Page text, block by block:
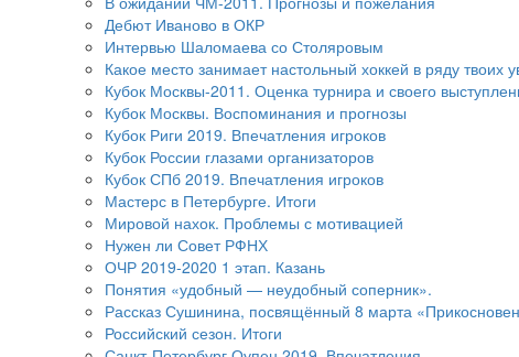
Дебют Иваново в ОКР
Интервью Шаломаева со Столяровым
Какое место занимает настольный хоккей в ряду твоих
Кубок Москвы-2011. Оценка турнира и своего
Кубок Москвы. Воспоминания и прогнозы
Кубок Риги 2019. Впечатления игроков
Кубок России глазами организаторов
Кубок СПб 2019. Впечатления игроков
Мастерс в Петербурге. Итоги
Мировой нахок. Проблемы с мотивацией
Нужен ли Совет РФНХ
ОЧР 2019-2020 1 этап. Казань
Понятия «удобный — неудобный соперник».
Рассказ Сушинина, посвящённый 8 марта
Российский сезон. Итоги